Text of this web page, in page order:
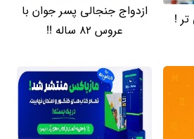
!
ازدواج جنجالی پسر جوان با
عروس 82 ساله !!